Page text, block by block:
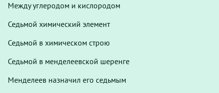
Между углеродом и кислородом
Седьмой химический элемент
Седьмой в химическом строю
Седьмой в менделеевской шеренге
Менделеев назначил его седьмым